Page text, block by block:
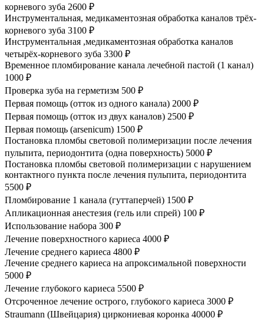
корневого зуба 2600 ₽
Инструментальная, медикаментозная обработка каналов трёх-
корневого зуба 3100 ₽
Инструментальная ,медикаментозная обработка каналов
четырёх-корневого зуба 3300 ₽
Временное пломбирование канала лечебной пастой (1 канал)
1000 ₽
Проверка зуба на герметизм 500 ₽
Первая помощь (отток из одного канала) 2000 ₽
Первая помощь (отток из двух каналов) 2500 ₽
Первая помощь (arsenicum) 1500 ₽
Постановка пломбы световой полимеризации после лечения
пульпита, периодонтита (одна поверхность) 5000 ₽
Постановка пломбы световой полимеризации с нарушением
контактного пункта после лечения пульпита, периодонтита
5500 ₽
Пломбирование 1 канала (гуттаперчей) 1500 ₽
Апликационная анестезия (гель или спрей) 100 ₽
Использование набора 300 ₽
Лечение поверхностного кариеса 4000 ₽
Лечение среднего кариеса 4800 ₽
Лечение среднего кариеса на апроксимальной поверхности
5000 ₽
Лечение глубокого кариеса 5500 ₽
Отсроченное лечение острого, глубокого кариеса 3000 ₽
Straumann (Швейцария) циркониевая коронка 40000 ₽